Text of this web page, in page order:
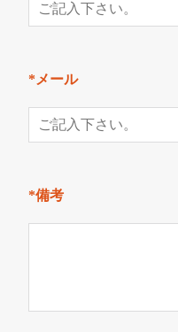
*メール
*備考